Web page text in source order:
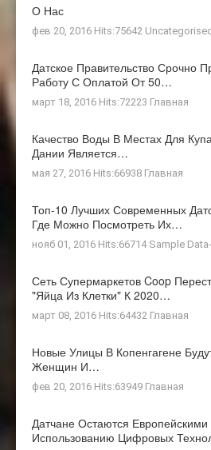
О Нас
фев 20, 2016 Hits:75642 Uncategorised
Датское Правительство Срочно
Работу С Оплатой От 50…
март 18, 2016 Hits:72223 Главная
Качество Воды В Местах Для
Дании Является…
мая 27, 2016 Hits:66938 Главная
Топ-10 Лучших Современных
Где Можно Посмотреть Их…
нояб 01, 2016 Hits:66714 Sample
Сеть Супермаркетов Coop
"яйца Из Клетки" К 2020…
март 08, 2016 Hits:64432 Главная
Новые Улицы В Копенгагене
Женщин И…
фев 20, 2016 Hits:63949 Главная
Датчане Остаются
Использованию Цифровых